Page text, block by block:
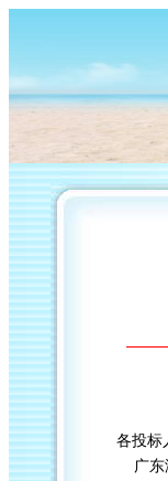
各投标
广东